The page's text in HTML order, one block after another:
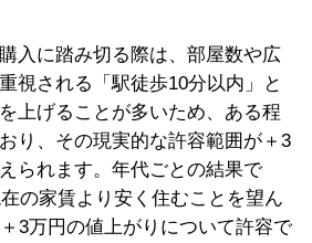
入に踏み切る際は、部屋数や広
視される「駅徒歩10分以内」と
上げることが多いため、ある程
り、その現実的な許容範囲が＋3
られます。年代ごとの結果で
の家賃より安く住むことを望ん
3万円の値上がりについて許容で